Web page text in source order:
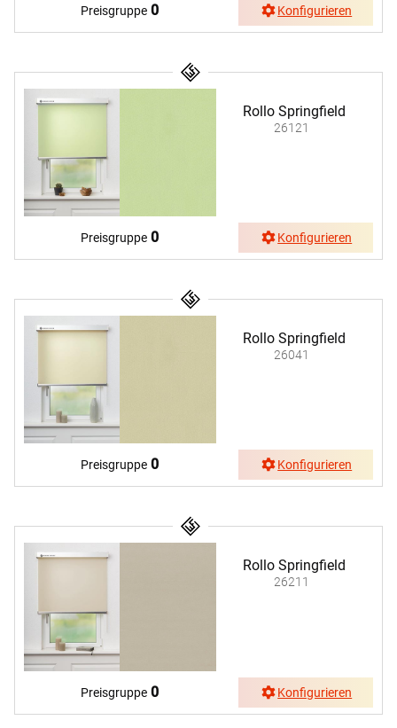
Preisgruppe 0 Konfigurieren
Rollo Springfield
26121
Preisgruppe 0 Konfigurieren
Rollo Springfield
26041
Preisgruppe 0 Konfigurieren
Rollo Springfield
26211
Preisgruppe 0 Konfigurieren